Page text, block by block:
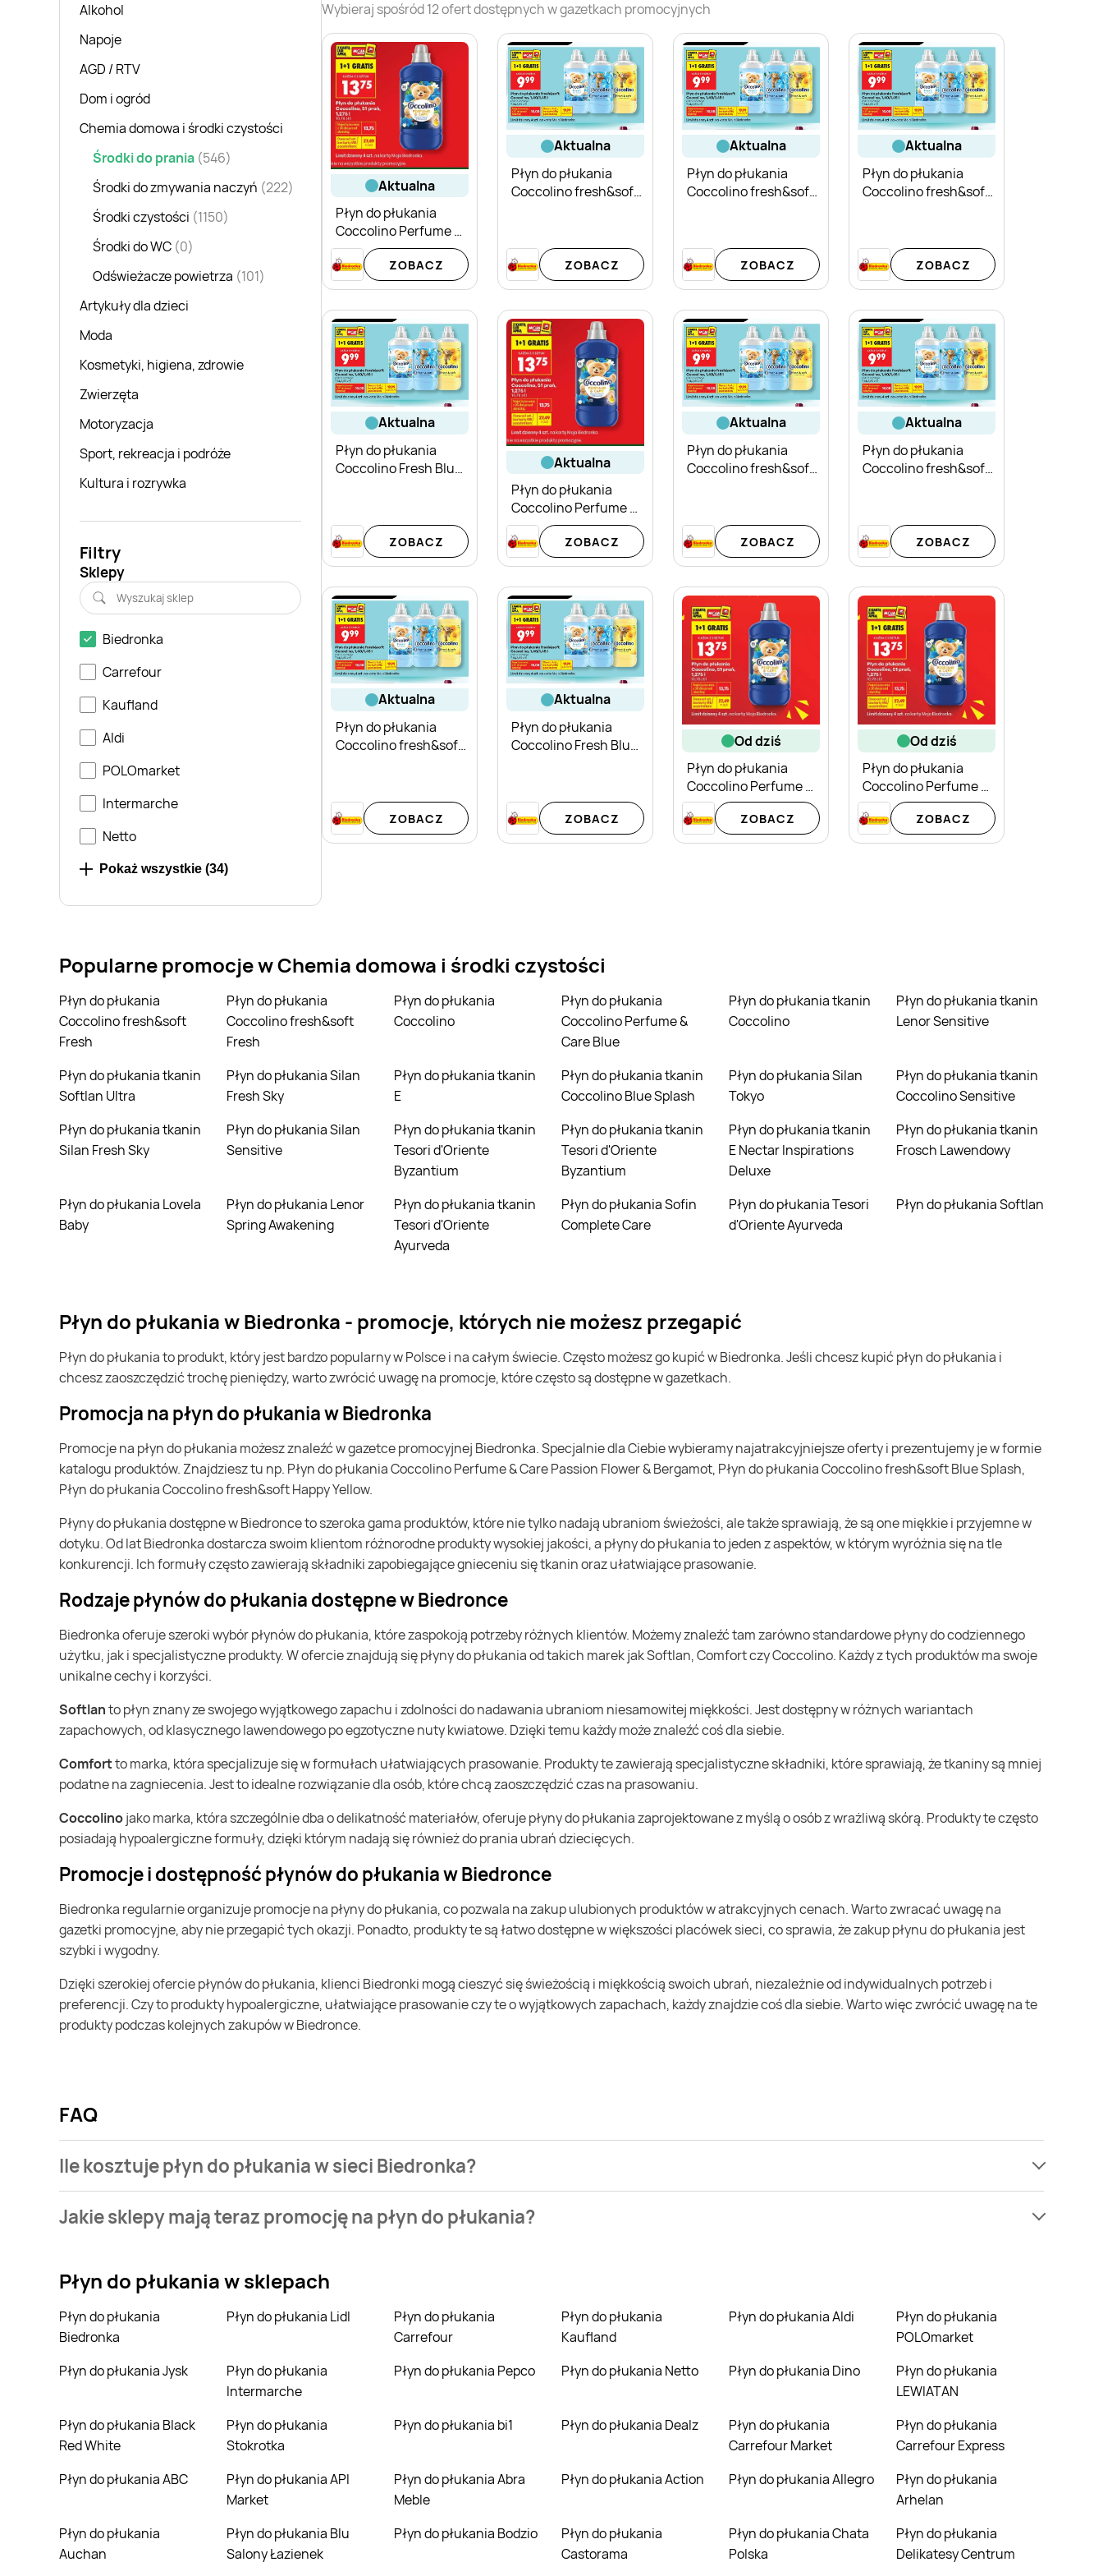
Alkohol
Napoje
AGD / RTV
Dom i ogród
Chemia domowa i środki czystości
Środki do prania (546)
Środki do zmywania naczyń (222)
Środki czystości (1150)
Środki do WC (0)
Odświeżacze powietrza (101)
Artykuły dla dzieci
Moda
Kosmetyki, higiena, zdrowie
Zwierzęta
Motoryzacja
Sport, rekreacja i podróże
Kultura i rozrywka
Filtry
Sklepy
Biedronka
Carrefour
Kaufland
Aldi
POLOmarket
Intermarche
Netto
Stokrotka
Carrefour Market
Arhelan
Blue Stop
Delfin
Delikatesy Centrum
Drogerie Jawa
Drogerie Koliber
Drogerie Laboo
Gram Market
Groszek
Leclerc
Makro
Media Expert
Merkury Market
Prim Market
Selgros
TOPAZ
Tomi Markt
Twój Market
Pokaż wszystkie (34)
Wybieraj spośród12ofert dostępnych w gazetkach promocyjnych
aktualna
Płyn do płukania
Coccolino Perfume &
Care Passion Flower &
BergamotZOBACZ
aktualna
Płyn do płukania
Coccolino fresh&soft
ZOBACZ
aktualna
Płyn do płukania
Coccolino fresh&soft
ZOBACZ
aktualna
Płyn do płukania
Coccolino fresh&soft
ZOBACZ
aktualna
Płyn do płukania
Coccolino Fresh Blue
ZOBACZ
aktualna
Płyn do płukania
Coccolino Perfume &
Care Passion Flower &
BergamotZOBACZ
aktualna
Płyn do płukania
Coccolino fresh&soft
ZOBACZ
aktualna
Płyn do płukania
Coccolino fresh&soft
ZOBACZ
aktualna
Płyn do płukania
Coccolino fresh&soft
ZOBACZ
aktualna
Płyn do płukania
Coccolino Fresh Blue
ZOBACZ
od dziś
Płyn do płukania
Coccolino Perfume &
Care Passion Flower &
BergamotZOBACZ
od dziś
Płyn do płukania
Coccolino Perfume &
Care Passion Flower &
BergamotZOBACZ
Popularne promocje w Chemia domowa i środki czystości
Płyn do płukania
Coccolino fresh&soft
Fresh
Płyn do płukania
Coccolino fresh&soft
Fresh
Płyn do płukania
Coccolino
Płyn do płukania
Coccolino Perfume &
Care Blue
Płyn do płukania tkanin
Coccolino
Płyn do płukania tkanin
Lenor Sensitive
Płyn do płukania tkanin
Softlan Ultra
Płyn do płukania Silan
Fresh Sky
Płyn do płukania tkanin
E
Płyn do płukania tkanin
Coccolino Blue Splash
Płyn do płukania Silan
Tokyo
Płyn do płukania tkanin
Coccolino Sensitive
Płyn do płukania tkanin
Silan Fresh Sky
Płyn do płukania Silan
Sensitive
Płyn do płukania tkanin
Tesori d'Oriente
Byzantium
Płyn do płukania tkanin
Tesori d'Oriente
Byzantium
Płyn do płukania tkanin
E Nectar Inspirations
Deluxe
Płyn do płukania tkanin
Frosch Lawendowy
Płyn do płukania Lovela
Baby
Płyn do płukania Lenor
Spring Awakening
Płyn do płukania tkanin
Tesori d'Oriente
Ayurveda
Płyn do płukania Sofin
Complete Care
Płyn do płukania Tesori
d'Oriente Ayurveda
Płyn do płukania Softlan
płyn do płukania w Biedronka - promocje, których nie możesz przegapić
płyn do płukania to produkt, który jest bardzo popularny w Polsce i na całym świecie. Często możesz go kupić w Biedronka. Jeśli chcesz kupić płyn do płukania i
chcesz zaoszczędzić trochę pieniędzy, warto zwrócić uwagę na promocje, które często są dostępne w gazetkach.
Promocja na płyn do płukania w Biedronka
Promocje na płyn do płukania możesz znaleźć w gazetce promocyjnej Biedronka. Specjalnie dla Ciebie wybieramy najatrakcyjniejsze oferty i prezentujemy je w formie
katalogu produktów. Znajdziesz tu np. Płyn do płukania Coccolino Perfume & Care Passion Flower & Bergamot, Płyn do płukania Coccolino fresh&soft Blue Splash,
Płyn do płukania Coccolino fresh&soft Happy Yellow.
Płyny do płukania dostępne w Biedronce to szeroka gama produktów, które nie tylko nadają ubraniom świeżości, ale także sprawiają, że są one miękkie i przyjemne w
dotyku. Od lat Biedronka dostarcza swoim klientom różnorodne produkty wysokiej jakości, a płyny do płukania to jeden z aspektów, w którym wyróżnia się na tle
konkurencji. Ich formuły często zawierają składniki zapobiegające gnieceniu się tkanin oraz ułatwiające prasowanie.
Rodzaje płynów do płukania dostępne w Biedronce
Biedronka oferuje szeroki wybór płynów do płukania, które zaspokoją potrzeby różnych klientów. Możemy znaleźć tam zarówno standardowe płyny do codziennego
użytku, jak i specjalistyczne produkty. W ofercie znajdują się płyny do płukania od takich marek jak Softlan, Comfort czy Coccolino. Każdy z tych produktów ma swoje
unikalne cechy i korzyści.
Softlanto płyn znany ze swojego wyjątkowego zapachu i zdolności do nadawania ubraniom niesamowitej miękkości. Jest dostępny w różnych wariantach
zapachowych, od klasycznego lawendowego po egzotyczne nuty kwiatowe. Dzięki temu każdy może znaleźć coś dla siebie.
Comfortto marka, która specjalizuje się w formułach ułatwiających prasowanie. Produkty te zawierają specjalistyczne składniki, które sprawiają, że tkaniny są mniej
podatne na zagniecenia. Jest to idealne rozwiązanie dla osób, które chcą zaoszczędzić czas na prasowaniu.
Coccolinojako marka, która szczególnie dba o delikatność materiałów, oferuje płyny do płukania zaprojektowane z myślą o osób z wrażliwą skórą. Produkty te często
posiadają hypoalergiczne formuły, dzięki którym nadają się również do prania ubrań dziecięcych.
Promocje i dostępność płynów do płukania w Biedronce
Biedronka regularnie organizuje promocje na płyny do płukania, co pozwala na zakup ulubionych produktów w atrakcyjnych cenach. Warto zwracać uwagę na
gazetki promocyjne, aby nie przegapić tych okazji. Ponadto, produkty te są łatwo dostępne w większości placówek sieci, co sprawia, że zakup płynu do płukania jest
szybki i wygodny.
Dzięki szerokiej ofercie płynów do płukania, klienci Biedronki mogą cieszyć się świeżością i miękkością swoich ubrań, niezależnie od indywidualnych potrzeb i
preferencji. Czy to produkty hypoalergiczne, ułatwiające prasowanie czy te o wyjątkowych zapachach, każdy znajdzie coś dla siebie. Warto więc zwrócić uwagę na te
produkty podczas kolejnych zakupów w Biedronce.
FAQ
Ile kosztuje płyn do płukania w sieci Biedronka?
Jakie sklepy mają teraz promocję na płyn do płukania?
Płyn do płukaniaw sklepach
Płyn do płukania
Biedronka
Płyn do płukania Lidl
Płyn do płukania
Carrefour
Płyn do płukania
Kaufland
Płyn do płukania Aldi
Płyn do płukania
POLOmarket
Płyn do płukania Jysk
Płyn do płukania
Intermarche
Płyn do płukania Pepco Płyn do płukania Netto Płyn do płukania Dino
Płyn do płukania
LEWIATAN
Płyn do płukania Black
Red White
Płyn do płukania
Stokrotka
Płyn do płukania bi1 Płyn do płukania Dealz
Płyn do płukania
Carrefour Market
Płyn do płukania
Carrefour Express
Płyn do płukania ABC
Płyn do płukania API
Market
Płyn do płukania Abra
Meble
Płyn do płukania Action Płyn do płukania Allegro
Płyn do płukania
Arhelan
Płyn do płukania
Auchan
Płyn do płukania Blu
Salony Łazienek
Płyn do płukania Bodzio
Płyn do płukania
Castorama
Płyn do płukania Chata
Polska
Płyn do płukania
Delikatesy Centrum